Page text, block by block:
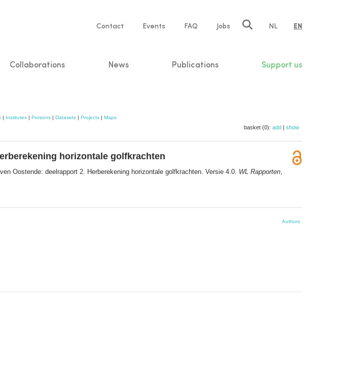
Service
Contact Events FAQ Jobs NL EN
Collaborations News Publications Support us
| Institutes | Persons | Datasets | Projects | Maps
basket (0): add | show
horizontale golfkrachten
Oostende: deelrapport 2. Herberekening horizontale golfkrachten. Versie 4.0. WL Rapporten
Authors